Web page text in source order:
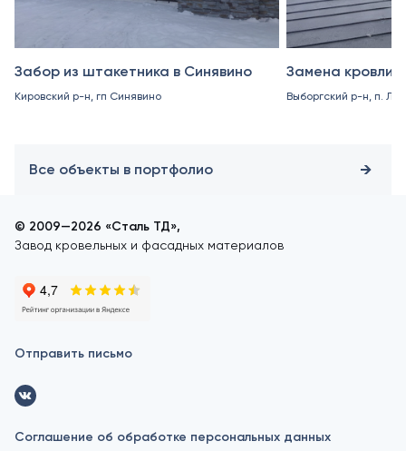
Забор из штакетника в Синявино
Кировский р-н, гп Синявино
Замена кровли
Выборгский р-н, п.
Все объекты в портфолио
© 2009—2026 «Сталь ТД»,
Завод кровельных и фасадных материалов
Отправить письмо
Соглашение об обработке персональных данных